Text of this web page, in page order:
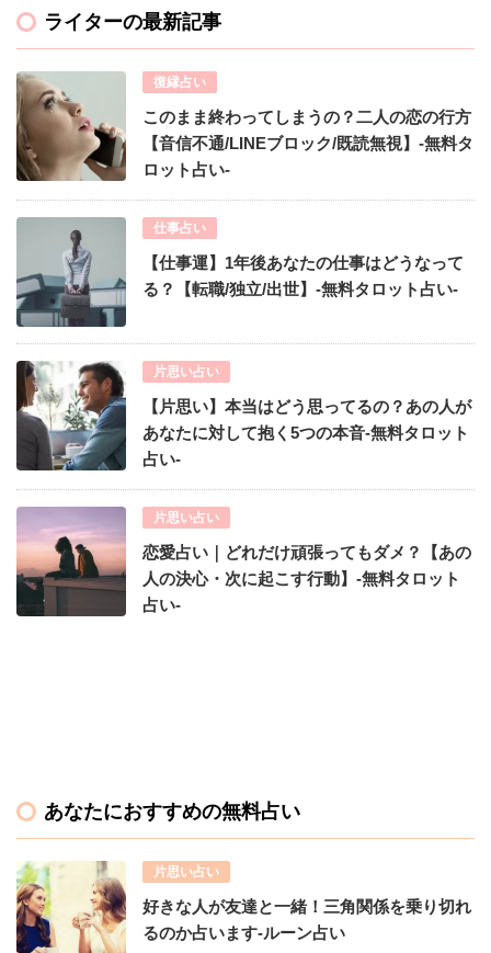
ライターの最新記事
復縁占い
このまま終わってしまうの？二人の恋の行方
【音信不通/LINEブロック/既読無視】-無料タ
ロット占い-
仕事占い
【仕事運】1年後あなたの仕事はどうなって
る？【転職/独立/出世】-無料タロット占い-
片思い占い
【片思い】本当はどう思ってるの？あの人が
あなたに対して抱く5つの本音-無料タロット
占い-
片思い占い
恋愛占い｜どれだけ頑張ってもダメ？【あの
人の決心・次に起こす行動】-無料タロット
占い-
あなたにおすすめの無料占い
片思い占い
好きな人が友達と一緒！三角関係を乗り切れ
るのか占います-ルーン占い